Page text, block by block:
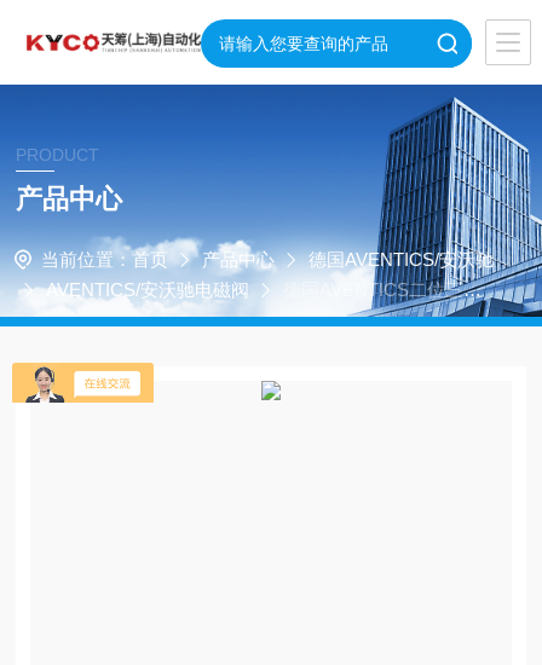
PRODUCT
产品中心
当前位置： 首页 产品中心
德国AVENTICS/安沃驰
AVENTICS/安沃驰电磁阀
德国AVENTICS二位三通
换向阀0821300922